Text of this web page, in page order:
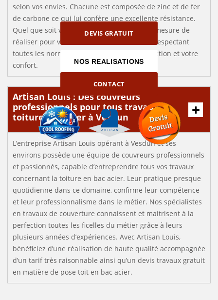
DEVIS GRATUIT
NOS REALISATIONS
CONTACT
selon vos envies. Chacune est composée de zinc et de fer
de carbone ce qui lui confère une excellente résistance.
Quel que soit votre choix, nous sommes en mesure de
réaliser pour vous une toiture en bac acier respectant
toutes les normes afin d’assurer votre protection et votre
confort.
Artisan Louis : Des couvreurs
professionnels pour tous travaux
toiture bac acier à Vesdun
L’entreprise Artisan Louis opérant à Vesdun et ses
environs possède une équipe de couvreurs professionnels
et passionnés, capable d’entreprendre tous vos travaux
concernant la toiture en bac acier. Leur pratique presque
quotidienne dans ce domaine, confirme leur compétence
et leur professionnalisme dans le métier. Nos spécialistes
en travaux de couverture connaissent et maitrisent à la
perfection toutes les ficelles du métier grâce à leurs
plusieurs années d’expériences. Avec Artisan Louis,
bénéficiez d’une réalisation de haute qualité accompagnée
d’un tarif très raisonnable ainsi qu’un devis travaux gratuit
en matière de pose toit en bac acier.